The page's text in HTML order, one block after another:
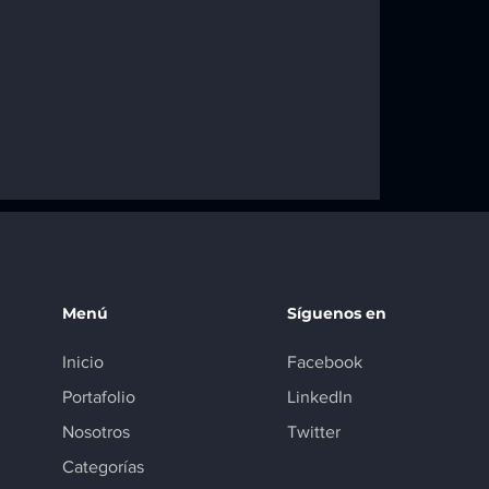
Twingo,
Menú
Inicio
Portafolio
Nosotros
Categorías
Síguenos en
Facebook
LinkedIn
Twitter